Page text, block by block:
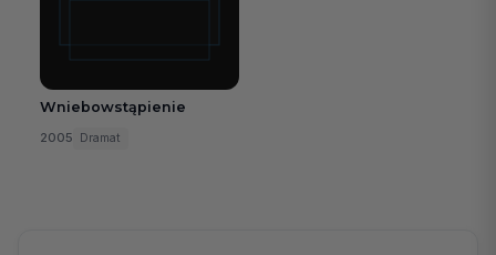
Wniebowstąpienie
2005 Dramat